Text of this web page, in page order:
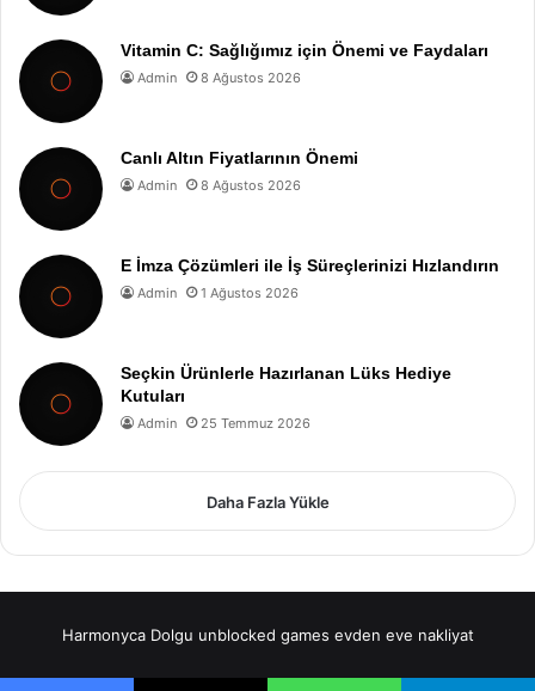
Vitamin C: Sağlığımız için Önemi ve Faydaları
Admin 8 Ağustos 2026
Canlı Altın Fiyatlarının Önemi
Admin 8 Ağustos 2026
E İmza Çözümleri ile İş Süreçlerinizi Hızlandırın
Admin 1 Ağustos 2026
Seçkin Ürünlerle Hazırlanan Lüks Hediye
Kutuları
Admin 25 Temmuz 2026
Daha Fazla Yükle
Harmonyca Dolgu unblocked games evden eve nakliyat